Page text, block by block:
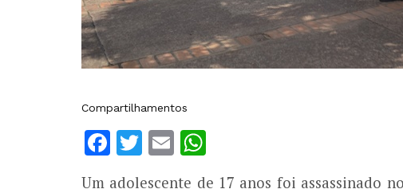
Compartilhamentos
Facebook
Twitter
Email
Um adolescente de 17 anos foi assassinado